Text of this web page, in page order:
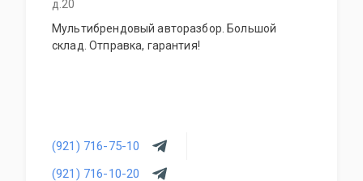
д.20
Мультибрендовый авторазбор. Большой
склад. Отправка, гарантия!
(921) 716-75-10
(921) 716-10-20